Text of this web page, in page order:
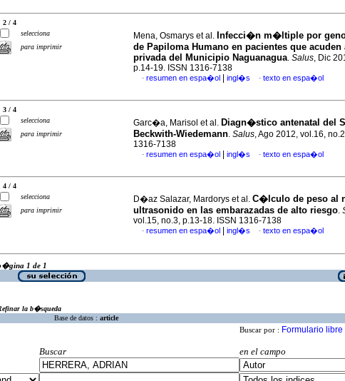
2 / 4
selecciona
para imprimir
Mena, Osmarys et al. Infecci�n m�ltiple por
de Papiloma Humano en pacientes que acuden
privada del Municipio Naguanagua. Salus, Dic
p.14-19. ISSN 1316-7138
· resumen en espa�ol ingl�s · texto en espa�ol
3 / 4
selecciona
para imprimir
Garc�a, Marisol et al. Diagn�stico antenatal del
Beckwith-Wiedemann. Salus, Ago 2012, vol.16,
1316-7138
· resumen en espa�ol ingl�s · texto en espa�ol
4 / 4
selecciona
para imprimir
D�az Salazar, Mardorys et al. C�lculo de peso al
ultrasonido en las embarazadas de alto riesgo.
vol.15, no.3, p.13-18. ISSN 1316-7138
· resumen en espa�ol ingl�s · texto en espa�ol
1 de 1
la b�squeda
Base de datos : article
Buscar por : Formulario libre
Buscar
en el campo